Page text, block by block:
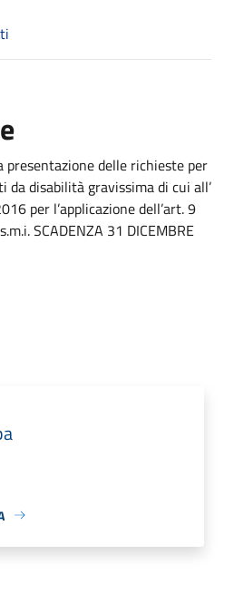
presentazione delle richieste per
disabilità gravissima di cui all’
per l’applicazione dell’art. 9
SCADENZA 31 DICEMBRE